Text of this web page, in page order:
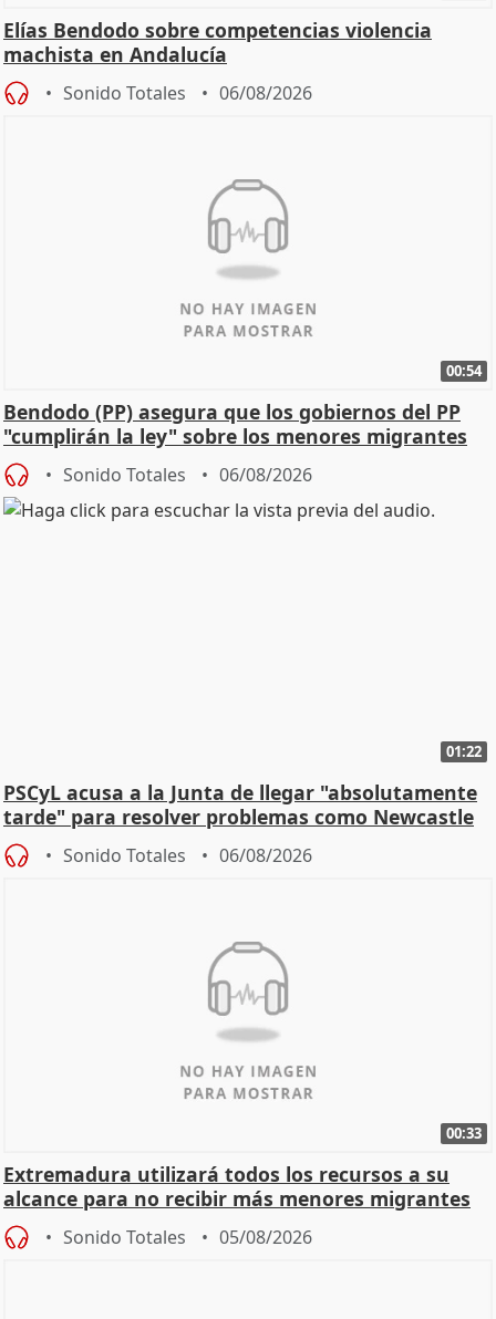
Elías Bendodo sobre competencias violencia
machista en Andalucía
Sonido Totales 06/08/2026
00:54
Bendodo (PP) asegura que los gobiernos del PP
"cumplirán la ley" sobre los menores migrantes
Sonido Totales 06/08/2026
01:22
PSCyL acusa a la Junta de llegar "absolutamente
tarde" para resolver problemas como Newcastle
Sonido Totales 06/08/2026
00:33
Extremadura utilizará todos los recursos a su
alcance para no recibir más menores migrantes
Sonido Totales 05/08/2026